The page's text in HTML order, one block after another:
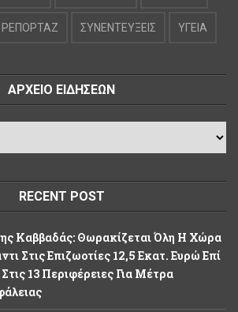
ΡΕΠΟΡΤΑΖ ΣΥΝΕΝΤΕΥΞΕΙΣ ΥΓΕΙΑ
ΑΡΧΕΙΟ ΕΙΔΗΣΕΩΝ
RECENT POST
Καββαδάς: Θωρακίζεται Όλη Η Χώρα
Στις Επιζωοτίες 12,5 Εκατ. Ευρώ Επί
13 Περιφέρειες Για Μέτρα